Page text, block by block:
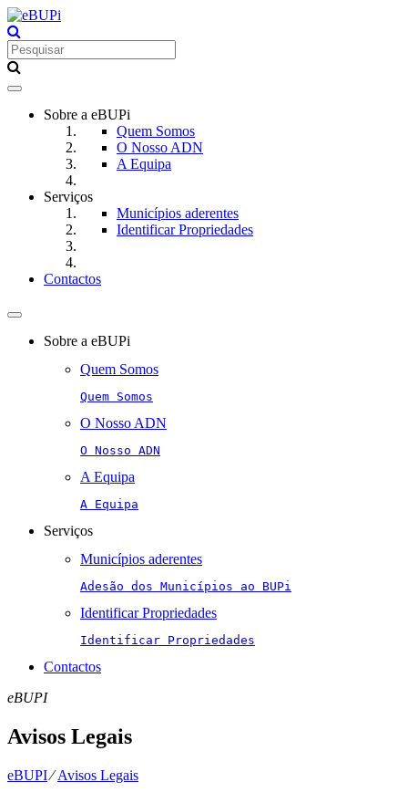
Toggle
navigationSobre a eBUPi
Quem Somos
O Nosso ADN
A Equipa
Serviços
Municípios aderentes
Identificar Propriedades
Contactos
Toggle
navigationSobre a eBUPi
Quem Somos
Quem Somos
O Nosso ADN
O Nosso ADN
A Equipa
A Equipa
Serviços
Municípios aderentes
Adesão dos Municípios ao BUPi
Identificar Propriedades
Identificar Propriedades
Contactos
eBUPI
Avisos Legais
eBUPI⁄Avisos Legais